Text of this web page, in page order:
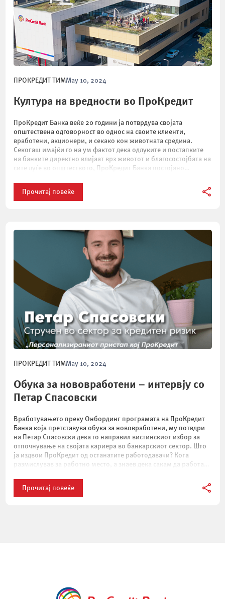
ПРОКРЕДИТ ТИМMay 10, 2024
Култура на вредности во ПроКредит
ПроКредит Банка веќе 20 години ја потврдува својата
општествена одговорност во однос на своите клиенти,
вработени, акционери, и секако кон животната средина.
Секогаш имајќи го на ум фактот дека одлуките и постапките
на банките директно влијаат врз животот и благосостојбата на
сите луѓе во општеството, ПроКредит Банка постојано
Прочитај повеќе
ПРОКРЕДИТ ТИМMay 10, 2024
Обука за нововработени – интервју со
Петар Спасовски
Вработувањето преку Онбординг програмата на ПроКредит
Банка која претставува обука за нововработени, му потвдри
на Петар Спасовски дека го направил вистинскиот избор за
отпочнување на својата кариера во банкарскиот сектор. Што
ја издвои ПроКредит од останатите работодавачи? Кога
размислував за работно место, а знаев дека сакам да работам
Прочитај повеќе